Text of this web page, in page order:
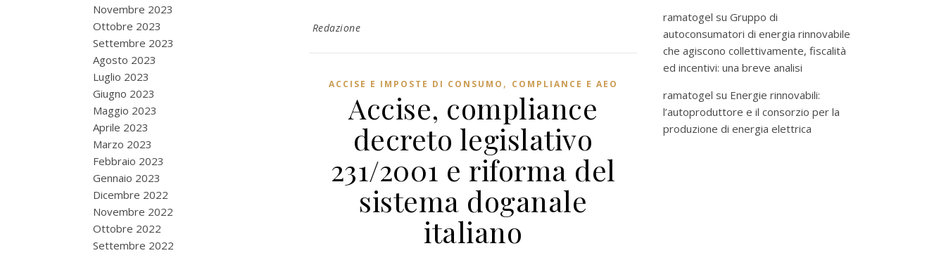
Novembre 2023
Ottobre 2023
Settembre 2023
Agosto 2023
Luglio 2023
Giugno 2023
Maggio 2023
Aprile 2023
Marzo 2023
Febbraio 2023
Gennaio 2023
Dicembre 2022
Novembre 2022
Ottobre 2022
Settembre 2022
Redazione
ACCISE E IMPOSTE DI CONSUMO , COMPLIANCE E AEO
Accise, compliance
decreto legislativo
231/2001 e riforma del
sistema doganale
italiano
ramatogel su Gruppo di
autoconsumatori di energia rinnovabile
che agiscono collettivamente, fiscalità
ed incentivi: una breve analisi
ramatogel su Energie rinnovabili:
l’autoproduttore e il consorzio per la
produzione di energia elettrica